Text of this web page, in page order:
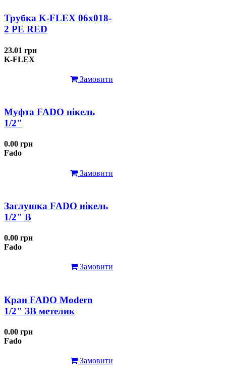
Трубка K-FLEX 06x018-
2 РЕ RED
23.01 грн
K-FLEX
Замовити
Муфта FADO нікель
1/2"
0.00 грн
Fado
Замовити
Заглушка FADO нікель
1/2" В
0.00 грн
Fado
Замовити
Кран FADO Modern
1/2" ЗВ метелик
0.00 грн
Fado
Замовити